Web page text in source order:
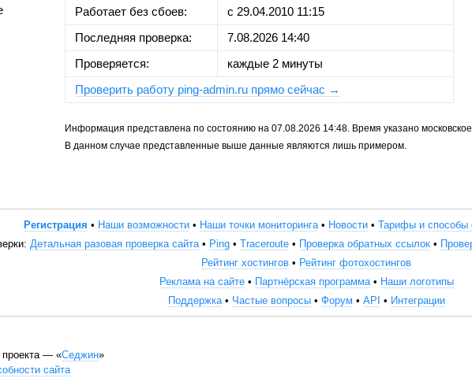
Работает без сбоев:
с 29.04.2010 11:15
Последняя проверка:
7.08.2026 14:40
Проверяется:
каждые 2 минуты
Проверить работу ping-admin.ru прямо сейчас →
Информация представлена по состоянию на 07.08.2026 14:48. Время указано
В данном случае представленные выше данные являются лишь примером.
Регистрация • Наши возможности • Наши точки мониторинга• Новости • Тарифы и способы
Детальная разовая проверка сайта• Ping• Traceroute• Проверка обратных ссылок•
Рейтинг хостингов • Рейтинг фотохостингов
Реклама на сайте• Партнёрская программа• Наши логотипы
Поддержка• Частые вопросы• Форум • API • Интеграции
проекта — «Седжин»
сайта